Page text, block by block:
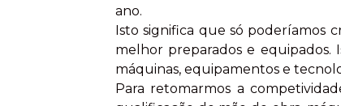
ano.
Isto significa que só poderíamos
melhor preparados e
máquinas, equipamentos e
Para retomarmos a